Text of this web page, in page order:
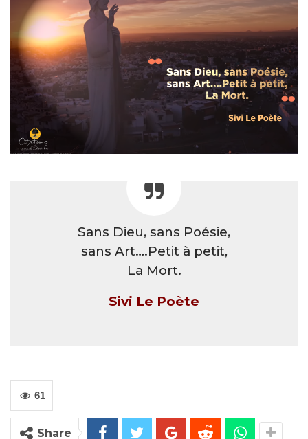
Sans Dieu, sans Poésie,
sans Art….Petit à petit,
La Mort.
Sivi Le Poète
61
Share